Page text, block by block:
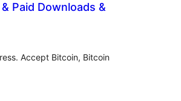
Paid Downloads &
Accept Bitcoin, Bitcoin